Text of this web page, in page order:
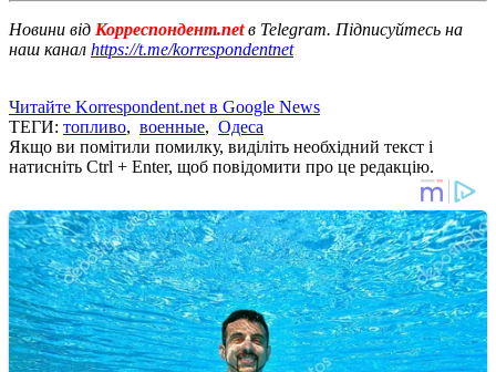
Новини від Корреспондент.netв Telegram. Підписуйтесь на
наш канал https://t.me/korrespondentnet
Читайте Korrespondent.net в Google News
ТЕГИ: топливо, военные, Одеса
Якщо ви помітили помилку, виділіть необхідний текст і
натисніть Ctrl + Enter, щоб повідомити про це редакцію.